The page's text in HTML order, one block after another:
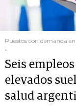
Puestos con demanda
.
Seis
elevados
salud